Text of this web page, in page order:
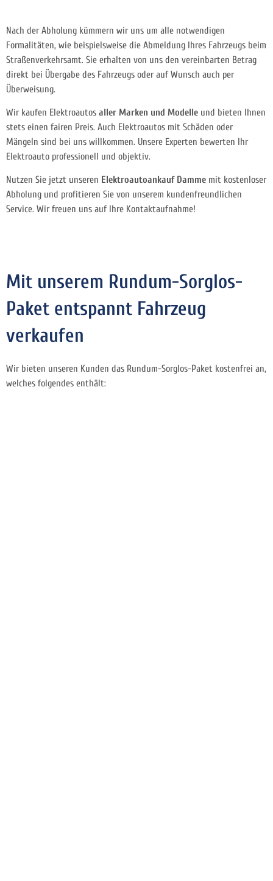
Nach der Abholung kümmern wir uns um alle notwendigen
Formalitäten, wie beispielsweise die Abmeldung Ihres Fahrzeugs beim
Straßenverkehrsamt. Sie erhalten von uns den vereinbarten Betrag
direkt bei Übergabe des Fahrzeugs oder auf Wunsch auch per
Überweisung.
Wir kaufen Elektroautos aller Marken und Modelle und bieten Ihnen
stets einen fairen Preis. Auch Elektroautos mit Schäden oder
Mängeln sind bei uns willkommen. Unsere Experten bewerten Ihr
Elektroauto professionell und objektiv.
Nutzen Sie jetzt unseren Elektroautoankauf Damme mit kostenloser
Abholung und profitieren Sie von unserem kundenfreundlichen
Service. Wir freuen uns auf Ihre Kontaktaufnahme!
Mit unserem Rundum-Sorglos-
Paket entspannt Fahrzeug
verkaufen
Wir bieten unseren Kunden das Rundum-Sorglos-Paket kostenfrei an,
welches folgendes enthält: